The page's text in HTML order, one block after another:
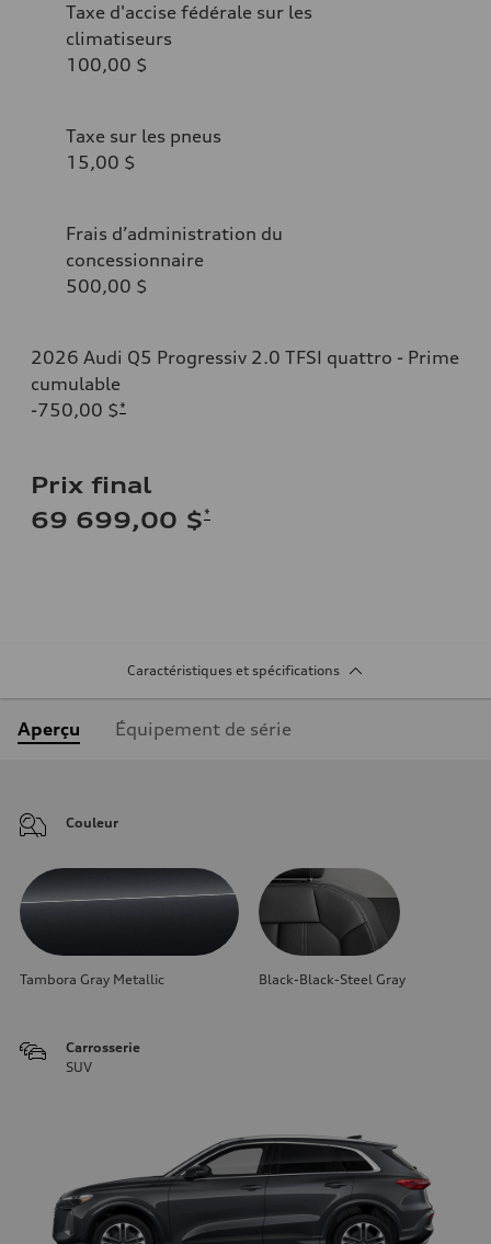
Taxe d'accise fédérale sur les
climatiseurs
100,00 $
Taxe sur les pneus
15,00 $
Frais d’administration du
concessionnaire
500,00 $
2026 Audi Q5 Progressiv 2.0 TFSI quattro - Prime
cumulable
-750,00 $*
Prix final
69 699,00 $*
Caractéristiques et spécifications
Aperçu Équipement de série
Couleur
Tambora Gray Metallic Black-Black-Steel Gray
Carrosserie
SUV